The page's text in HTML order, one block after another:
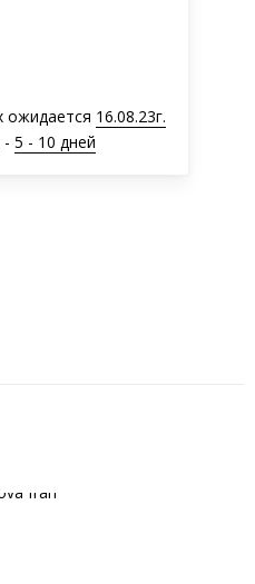
ожидается 16.08.23г.
- 5 - 10 дней